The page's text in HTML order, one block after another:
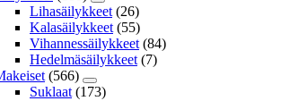
Lihasäilykkeet (26)
Kalasäilykkeet (55)
Vihannessäilykkeet (84)
Hedelmäsäilykkeet (7)
(566)
Suklaat (173)